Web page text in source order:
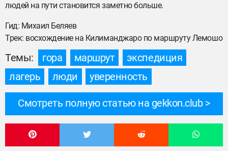
людей на пути становится заметно больше.
Гид: Михаил Беляев
Трек: восхождение на Килиманджаро по маршруту Лемошо
Темы: гора маршрут
экспедиция
лагерь
люди уверенность
Смотреть полную статью на gekkon.club